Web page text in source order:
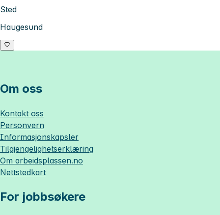
Sted
Haugesund
Om oss
Kontakt oss
Personvern
Informasjonskapsler
Tilgjengelighetserklæring
Om arbeidsplassen.no
Nettstedkart
For jobbsøkere